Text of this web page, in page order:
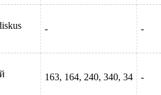
- -
н
163, 164, 240, 340, 34 -